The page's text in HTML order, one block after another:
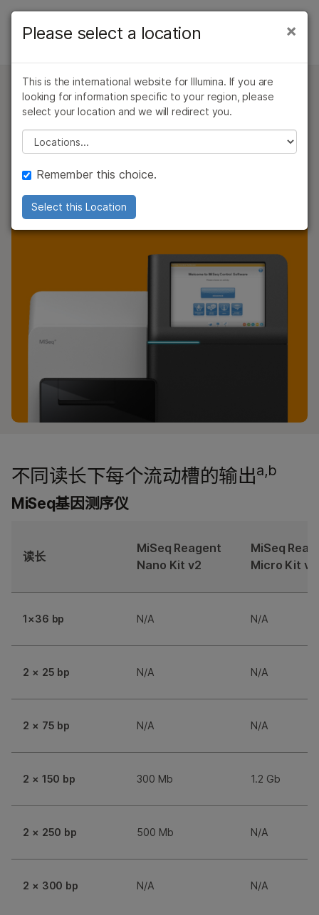
学习
支持
推荐内容链接
MiSeq基因测序仪概览
应用和方法
产品和服务
订购
支持
MiSeq基因测序仪规格
高性能让一切变得如此简单
选项
不同读长下每个流动槽的输出a,b
MiSeq基因测序仪
读长
MiSeq Reagent
Nano Kit v2
MiSeq
Micro Kit v2
1×36 bp N/A N/A
2 × 25 bp N/A N/A
2 × 75 bp N/A N/A
2 × 150 bp 300 Mb 1.2 Gb
2 × 250 bp 500 Mb N/A
2 × 300 bp N/A N/A
癌症研究
微生物学
农业基因组学
复杂疾病
临床肿瘤学
生殖健康
遗传病和罕见病
×
Please select a location
This is the international website for Illumina. If you are
looking for information specific to your region, please
select your location and we will redirect you.
Please select a location
Remember this choice.
Select this Location